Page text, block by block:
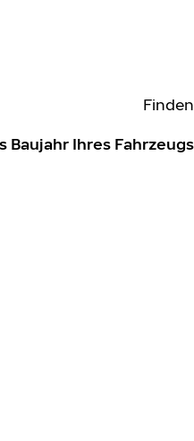
Baujahr Ihres